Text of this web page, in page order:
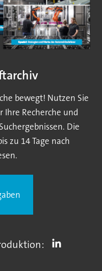
bewegt! Nutzen Sie
Recherche und
Die
zu 14 Tage nach